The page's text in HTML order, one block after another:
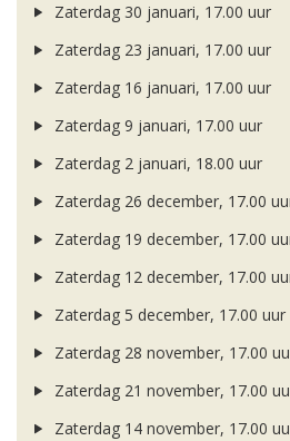
Zaterdag 30 januari, 17.00 uur
Zaterdag 23 januari, 17.00 uur
Zaterdag 16 januari, 17.00 uur
Zaterdag 9 januari, 17.00 uur
Zaterdag 2 januari, 18.00 uur
Zaterdag 26 december, 17.00
Zaterdag 19 december, 17.00
Zaterdag 12 december, 17.00
Zaterdag 5 december, 17.00 uur
Zaterdag 28 november, 17.00
Zaterdag 21 november, 17.00
Zaterdag 14 november, 17.00